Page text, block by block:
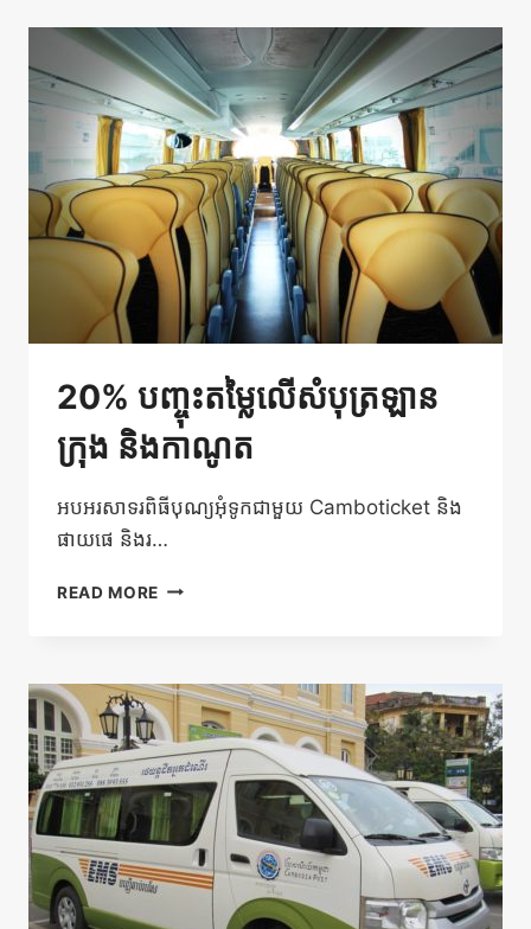
តម្លៃ
5%
20% បញ្ចុះតម្លៃលើសំបុត្រឡាន
ក្រុង និងកាណូត
អបអរសាទរពិធីបុណ្យអុំទូកជាមួយ Camboticket និង
ផាយផេ និងរ…
READ MORE 20%
ក្រុង
និង
កាណូត